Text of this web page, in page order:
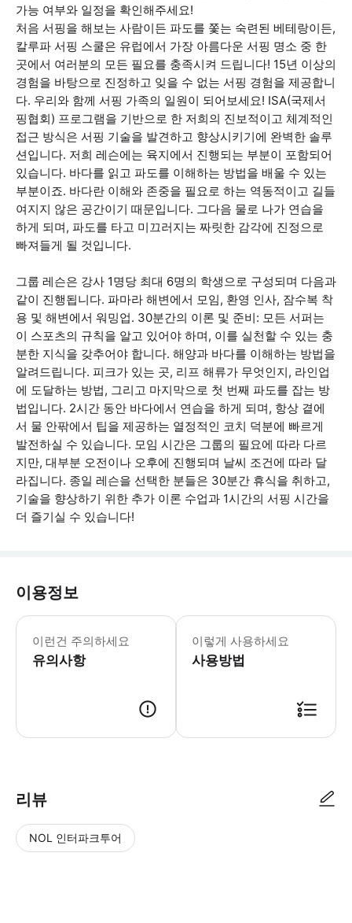
가능 여부와 일정을 확인해주세요!
처음 서핑을 해보는 사람이든 파도를 쫓는 숙련된 베테랑이든,
칼루파 서핑 스쿨은 유럽에서 가장 아름다운 서핑 명소 중 한
곳에서 여러분의 모든 필요를 충족시켜 드립니다! 15년 이상의
경험을 바탕으로 진정하고 잊을 수 없는 서핑 경험을 제공합니
다. 우리와 함께 서핑 가족의 일원이 되어보세요! ISA(국제서
핑협회) 프로그램을 기반으로 한 저희의 진보적이고 체계적인
접근 방식은 서핑 기술을 발견하고 향상시키기에 완벽한 솔루
션입니다. 저희 레슨에는 육지에서 진행되는 부분이 포함되어
있습니다. 바다를 읽고 파도를 이해하는 방법을 배울 수 있는
부분이죠. 바다란 이해와 존중을 필요로 하는 역동적이고 길들
여지지 않은 공간이기 때문입니다. 그다음 물로 나가 연습을
하게 되며, 파도를 타고 미끄러지는 짜릿한 감각에 진정으로
빠져들게 될 것입니다.
그룹 레슨은 강사 1명당 최대 6명의 학생으로 구성되며 다음과
같이 진행됩니다. 파마라 해변에서 모임, 환영 인사, 잠수복 착
용 및 해변에서 워밍업. 30분간의 이론 및 준비: 모든 서퍼는
이 스포츠의 규칙을 알고 있어야 하며, 이를 실천할 수 있는 충
분한 지식을 갖추어야 합니다. 해양과 바다를 이해하는 방법을
알려드립니다. 피크가 있는 곳, 리프 해류가 무엇인지, 라인업
에 도달하는 방법, 그리고 마지막으로 첫 번째 파도를 잡는 방
법입니다. 2시간 동안 바다에서 연습을 하게 되며, 항상 곁에
서 물 안팎에서 팁을 제공하는 열정적인 코치 덕분에 빠르게
발전하실 수 있습니다. 모임 시간은 그룹의 필요에 따라 다르
지만, 대부분 오전이나 오후에 진행되며 날씨 조건에 따라 달
라집니다. 종일 레슨을 선택한 분들은 30분간 휴식을 취하고,
기술을 향상하기 위한 추가 이론 수업과 1시간의 서핑 시간을
더 즐기실 수 있습니다!
이용정보
이런건 주의하세요
유의사항
예약 확정 전, 예약 가능 여부와 시간
이렇게 사용하세요
사용방법
리뷰
NOL 인터파크투어